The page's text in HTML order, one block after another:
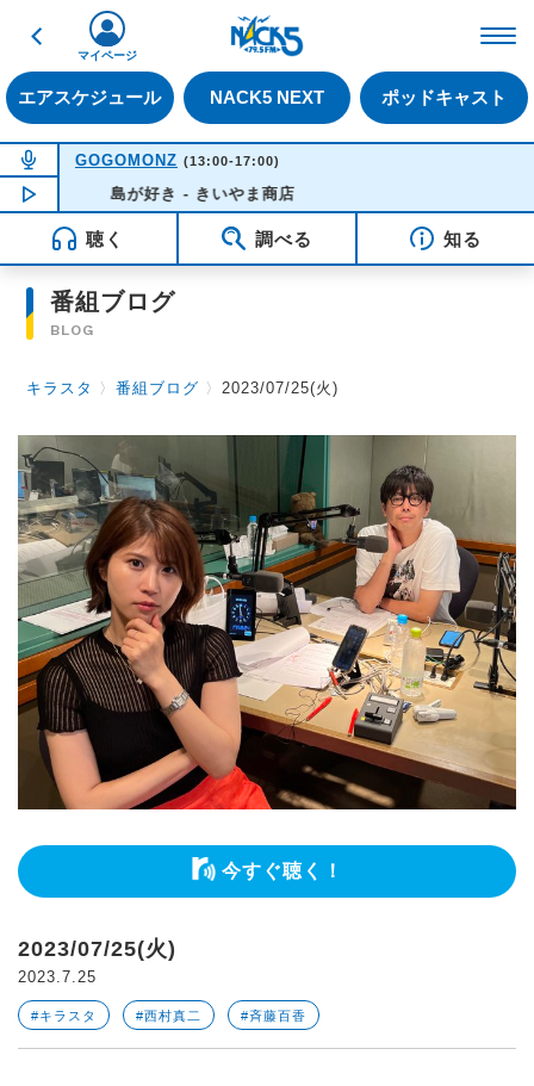
戻る
エアスケジュール NACK5 NEXT ポッドキャスト
マイページ
NOW ON AIR
GOGOMONZ (13:00-17:00)
NOW PLAYING 15:57
島が好き - きいやま商店
聴く 調べる 知る
番組ブログ
BLOG
キラスタ 〉番組ブログ 〉2023/07/25(火)
今すぐ聴く！
2023/07/25(火)
2023.7.25
#キラスタ #西村真二 #斉藤百香